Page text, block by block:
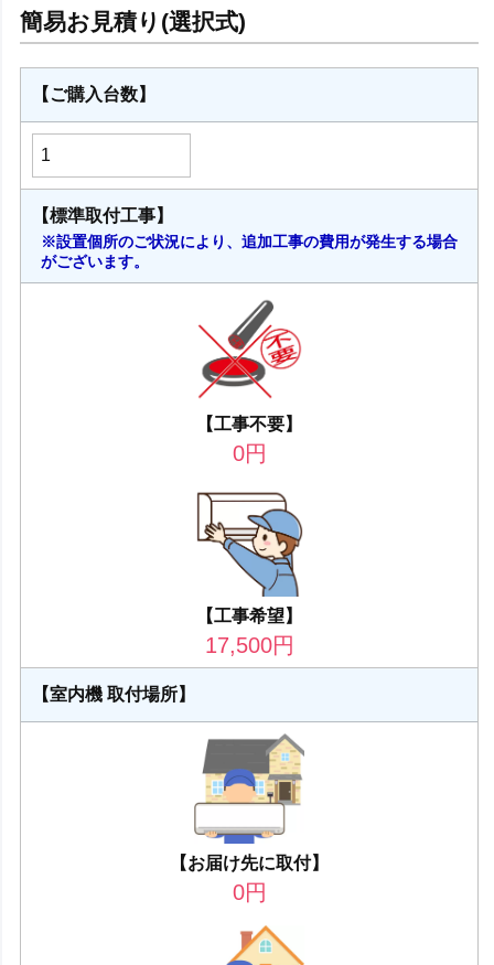
【ご購入台数】
【標準取付工事】
※設置個所のご状況により、追加工事の費用が発生する場合
がございます。
【工事不要】
0円
【工事希望】
17,500円
【室内機 取付場所】
【お届け先に取付】
0円